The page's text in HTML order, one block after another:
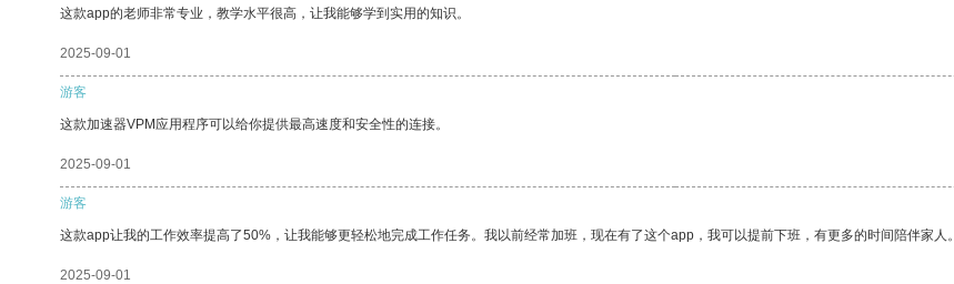
这款app的老师非常专业，教学水平很高，让我能够学到实用的知识。
2025-09-01
游客
这款加速器VPM应用程序可以给你提供最高速度和安全性的连接。
2025-09-01
游客
这款app让我的工作效率提高了50%，让我能够更轻松地完成工作任务。我以前经常加班，现在有了这个app，我可以提前下班，有更多的时间陪伴家人。
2025-09-01